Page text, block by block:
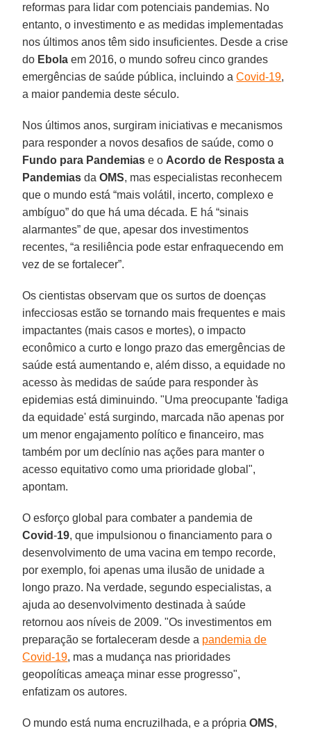
reformas para lidar com potenciais pandemias. No
entanto, o investimento e as medidas implementadas
nos últimos anos têm sido insuficientes. Desde a crise
do Ebola em 2016, o mundo sofreu cinco grandes
emergências de saúde pública, incluindo aCovid-19,
a maior pandemia deste século.
Nos últimos anos, surgiram iniciativas e mecanismos
para responder a novos desafios de saúde, como o
Fundo para Pandemias e o Acordo de Resposta a
Pandemias daOMS, mas especialistas reconhecem
que o mundo está “mais volátil, incerto, complexo e
ambíguo” do que há uma década. E há “sinais
alarmantes” de que, apesar dos investimentos
recentes, “a resiliência pode estar enfraquecendo em
vez de se fortalecer”.
Os cientistas observam que os surtos de doenças
infecciosas estão se tornando mais frequentes e mais
impactantes (mais casos e mortes), o impacto
econômico a curto e longo prazo das emergências de
saúde está aumentando e, além disso, a equidade no
acesso às medidas de saúde para responder às
epidemias está diminuindo. "Uma preocupante 'fadiga
da equidade' está surgindo, marcada não apenas por
um menor engajamento político e financeiro, mas
também por um declínio nas ações para manter o
acesso equitativo como uma prioridade global",
apontam.
O esforço global para combater a pandemia de
Covid-19, que impulsionou o financiamento para o
desenvolvimento de uma vacina em tempo recorde,
por exemplo, foi apenas uma ilusão de unidade a
longo prazo. Na verdade, segundo especialistas, a
ajuda ao desenvolvimento destinada à saúde
retornou aos níveis de 2009. "Os investimentos em
preparação se fortaleceram desde a pandemia de
Covid-19, mas a mudança nas prioridades
geopolíticas ameaça minar esse progresso",
enfatizam os autores.
O mundo está numa encruzilhada, e a própriaOMS,